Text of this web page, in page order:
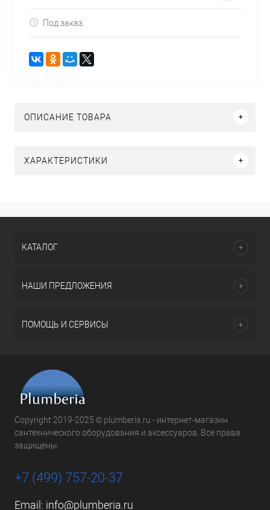
Под заказ
ОПИСАНИЕ ТОВАРА
ХАРАКТЕРИСТИКИ
КАТАЛОГ
НАШИ ПРЕДЛОЖЕНИЯ
ПОМОЩЬ И СЕРВИСЫ
Copyright 2019-2025 © plumberia.ru - интернет-магазин
сантехнического оборудования и аксессуаров. Все права
защищены.
+7 (499) 757-20-37
Email: info@plumberia.ru